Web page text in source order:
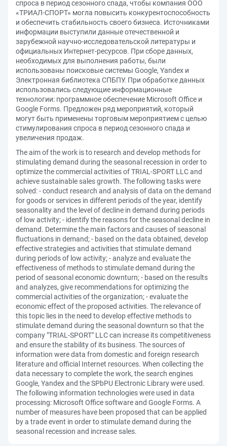
спроса в период сезонного спада, чтобы компания ООО
«ТРИАЛ-СПОРТ» могла повысить конкурентоспособность
и обеспечить стабильность своего бизнеса. Источниками
информации выступили данные отечественной и
зарубежной научно-исследовательской литературы и
официальных Интернет-ресурсов. При сборе данных,
необходимых для выполнения работы, были
использованы поисковые системы Google, Yandex и
Электронная библиотека СПБПУ. При обработке данных
использовались следующие информационные
технологии: программное обеспечение Microsoft Office и
Google Forms. Предложен ряд мероприятий, который
могут быть применены торговым мероприятием с целью
стимулирования спроса в период сезонного спада и
увеличения продаж.
The aim of the work is to research and develop methods for
stimulating demand during the seasonal recession in order to
optimize the commercial activities of TRIAL-SPORT LLC and
achieve sustainable sales growth. The following tasks were
solved: - conduct research and analysis of data on the demand
for goods or services in different periods of the year, identify
seasonality and the level of decline in demand during periods
of low activity; - identify the reasons for the seasonal decline in
demand. Determine the main factors and causes of seasonal
fluctuations in demand; - based on the data obtained, develop
effective strategies and activities that stimulate demand
during periods of low activity; - analyze and evaluate the
effectiveness of methods to stimulate demand during the
period of seasonal economic downturn; - based on the results
and analyzes, give recommendations for optimizing the
commercial activities of the organization; - evaluate the
economic effect of the proposed activities. The relevance of
this topic lies in the need to develop effective methods to
stimulate demand during the seasonal downturn so that the
company "TRIAL-SPORT" LLC can increase its competitiveness
and ensure the stability of its business. The sources of
information were data from domestic and foreign research
literature and official Internet resources. When collecting the
data necessary to complete the work, the search engines
Google, Yandex and the SPbPU Electronic Library were used.
The following information technologies were used in data
processing: Microsoft Office software and Google Forms. A
number of measures have been proposed that can be applied
by a trade event in order to stimulate demand during the
seasonal recession and increase sales.